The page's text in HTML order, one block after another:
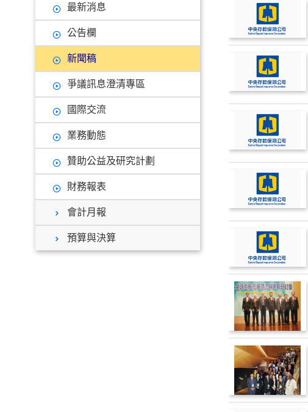
最新消息
公告欄
新聞稿
爭議訊息澄清專區
國際交流
業務動態
贊助公益及研究計劃
財務報表
會計月報
預算與決算